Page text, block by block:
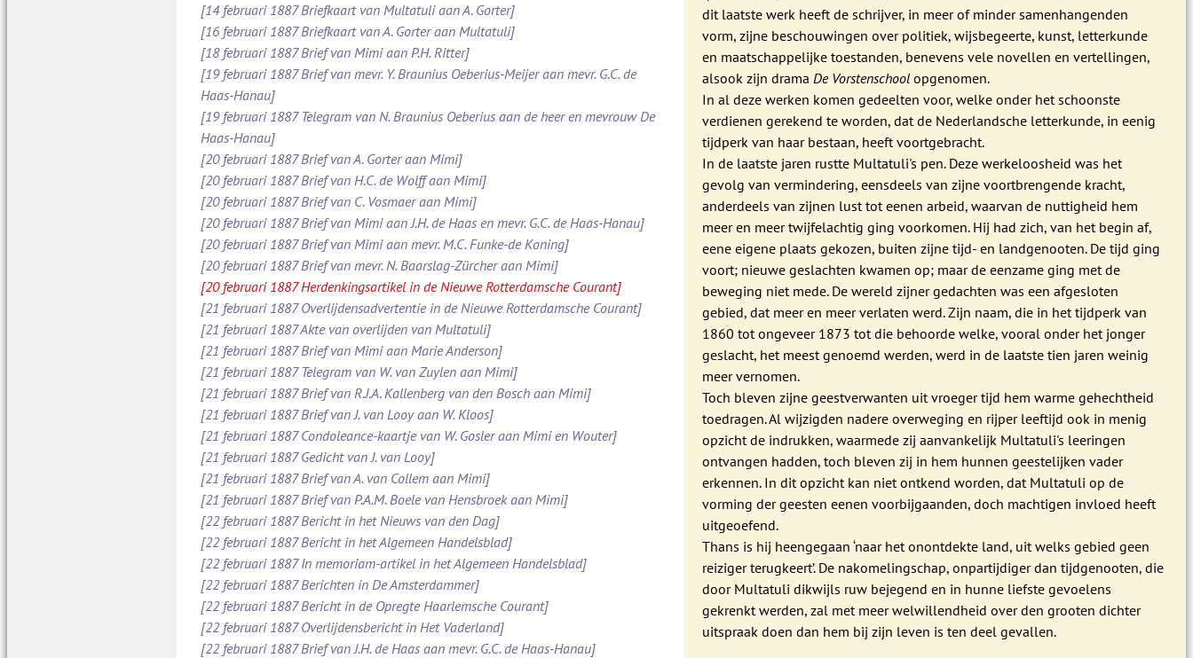
[14 februari 1887 Briefkaart van Multatuli aan A. Gorter]
[16 februari 1887 Briefkaart van A. Gorter aan Multatuli]
[18 februari 1887 Brief van Mimi aan P.H. Ritter]
[19 februari 1887 Brief van mevr. Y. Braunius Oeberius-Meijer aan mevr. G.C. de
Haas-Hanau]
[19 februari 1887 Telegram van N. Braunius Oeberius aan de heer en mevrouw De
Haas-Hanau]
[20 februari 1887 Brief van A. Gorter aan Mimi]
[20 februari 1887 Brief van H.C. de Wolff aan Mimi]
[20 februari 1887 Brief van C. Vosmaer aan Mimi]
[20 februari 1887 Brief van Mimi aan J.H. de Haas en mevr. G.C. de Haas-Hanau]
[20 februari 1887 Brief van Mimi aan mevr. M.C. Funke-de Koning]
[20 februari 1887 Brief van mevr. N. Baarslag-Zürcher aan Mimi]
[20 februari 1887 Herdenkingsartikel in de Nieuwe Rotterdamsche Courant]
[21 februari 1887 Overlijdensadvertentie in de Nieuwe Rotterdamsche Courant]
[21 februari 1887 Akte van overlijden van Multatuli]
[21 februari 1887 Brief van Mimi aan Marie Anderson]
[21 februari 1887 Telegram van W. van Zuylen aan Mimi]
[21 februari 1887 Brief van R.J.A. Kallenberg van den Bosch aan Mimi]
[21 februari 1887 Brief van J. van Looy aan W. Kloos]
[21 februari 1887 Condoleance-kaartje van W. Gosler aan Mimi en Wouter]
[21 februari 1887 Gedicht van J. van Looy]
[21 februari 1887 Brief van A. van Collem aan Mimi]
[21 februari 1887 Brief van P.A.M. Boele van Hensbroek aan Mimi]
[22 februari 1887 Bericht in het Nieuws van den Dag]
[22 februari 1887 Bericht in het Algemeen Handelsblad]
[22 februari 1887 In memoriam-artikel in het Algemeen Handelsblad]
[22 februari 1887 Berichten in De Amsterdammer]
[22 februari 1887 Bericht in de Opregte Haarlemsche Courant]
[22 februari 1887 Overlijdensbericht in Het Vaderland]
[22 februari 1887 Brief van J.H. de Haas aan mevr. G.C. de Haas-Hanau]
dit laatste werk heeft de schrijver, in meer of minder samenhangenden
vorm, zijne beschouwingen over politiek, wijsbegeerte, kunst, letterkunde
en maatschappelijke toestanden, benevens vele novellen en vertellingen,
alsook zijn dramaDe Vorstenschool opgenomen.
In al deze werken komen gedeelten voor, welke onder het schoonste
verdienen gerekend te worden, dat de Nederlandsche letterkunde, in eenig
tijdperk van haar bestaan, heeft voortgebracht.
In de laatste jaren rustte Multatuli's pen. Deze werkeloosheid was het
gevolg van vermindering, eensdeels van zijne voortbrengende kracht,
anderdeels van zijnen lust tot eenen arbeid, waarvan de nuttigheid hem
meer en meer twijfelachtig ging voorkomen. Hij had zich, van het begin af,
eene eigene plaats gekozen, buiten zijne tijd- en landgenooten. De tijd ging
voort; nieuwe geslachten kwamen op; maar de eenzame ging met de
beweging niet mede. De wereld zijner gedachten was een afgesloten
gebied, dat meer en meer verlaten werd. Zijn naam, die in het tijdperk van
1860 tot ongeveer 1873 tot die behoorde welke, vooral onder het jonger
geslacht, het meest genoemd werden, werd in de laatste tien jaren weinig
meer vernomen.
Toch bleven zijne geestverwanten uit vroeger tijd hem warme gehechtheid
toedragen. Al wijzigden nadere overweging en rijper leeftijd ook in menig
opzicht de indrukken, waarmede zij aanvankelijk Multatuli's leeringen
ontvangen hadden, toch bleven zij in hem hunnen geestelijken vader
erkennen. In dit opzicht kan niet ontkend worden, dat Multatuli op de
vorming der geesten eenen voorbijgaanden, doch machtigen invloed heeft
uitgeoefend.
Thans is hij heengegaan ‘naar het onontdekte land, uit welks gebied geen
reiziger terugkeert’. De nakomelingschap, onpartijdiger dan tijdgenooten, die
door Multatuli dikwijls ruw bejegend en in hunne liefste gevoelens
gekrenkt werden, zal met meer welwillendheid over den grooten dichter
uitspraak doen dan hem bij zijn leven is ten deel gevallen.